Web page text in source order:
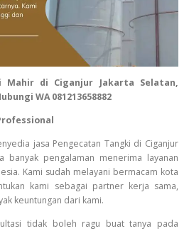
Mahir di Ciganjur Jakarta Selatan,
WA 081213658882
jasa Pengecatan Tangki di Ciganjur
banyak pengalaman menerima layanan
Kami sudah melayani bermacam kota
kami sebagai partner kerja sama,
keuntungan dari kami.
tidak boleh ragu buat tanya pada